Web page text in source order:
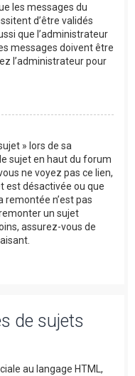
les messages du
d’être validés
que l’administrateur
messages doivent être
l’administrateur pour
» lors de sa
sujet en haut du forum
ne voyez pas ce lien,
est désactivée ou que
remontée n’est pas
un sujet
assurez-vous de
de sujets
au langage HTML,